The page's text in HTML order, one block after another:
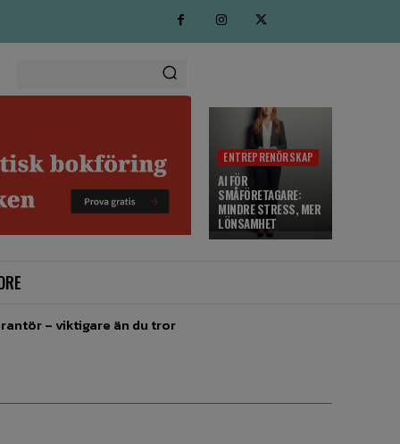
ENTREPRENÖRSKAP
AI FÖR
SMÅFÖRETAGARE:
MINDRE STRESS, MER
LÖNSAMHET
– viktigare än du tror